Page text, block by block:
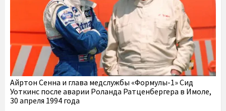
Айртон Сенна и глава медслужбы «Формулы-1» Сид
Уоткинс после аварии Роланда Ратценбергера в Имоле,
30 апреля 1994 года